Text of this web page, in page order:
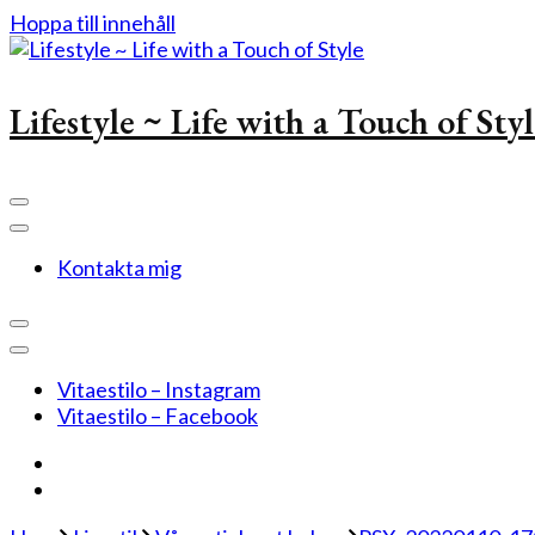
Hoppa till innehåll
Lifestyle ~ Life with a Touch of
Kontakta mig
Vitaestilo – Instagram
Vitaestilo – Facebook